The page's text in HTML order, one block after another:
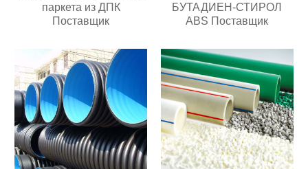
паркета из ДПК
Поставщик
БУТАДИЕН-СТИРОЛ
ABS Поставщик